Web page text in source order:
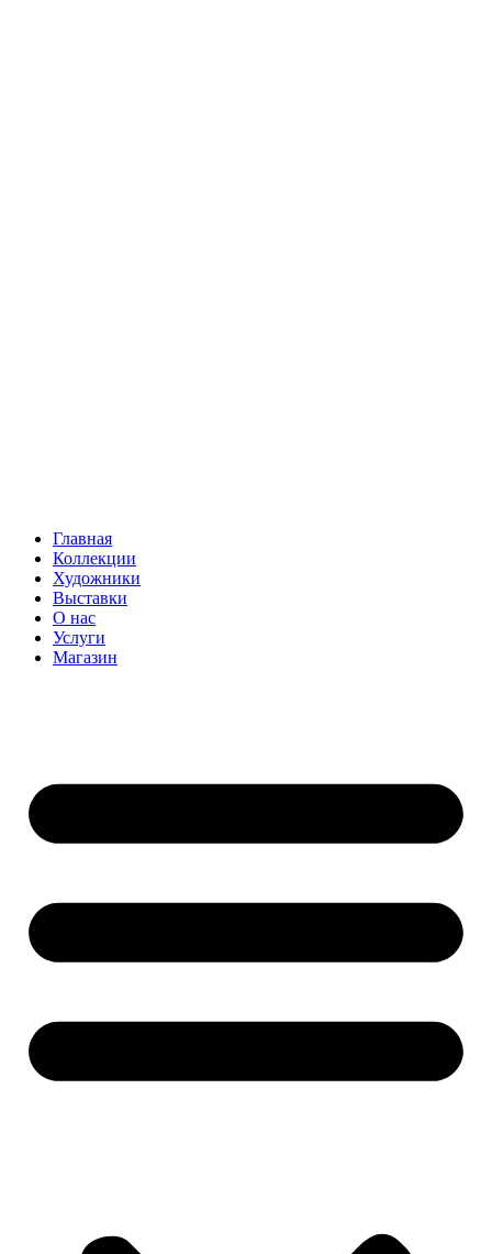
Главная
Коллекции
Художники
Выставки
О нас
Услуги
Магазин